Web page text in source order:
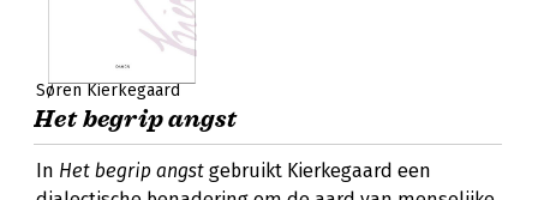
Søren Kierkegaard
Het begrip angst
In Het begrip angst gebruikt Kierkegaard een